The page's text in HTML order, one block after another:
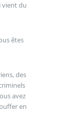
vient du
êtes
des
avez
en